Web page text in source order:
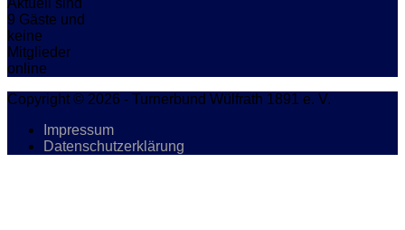
Aktuell sind
9 Gäste und
keine
Mitglieder
online
Copyright © 2026 - Turnerbund Wülfrath 1891 e. V.
Impressum
Datenschutzerklärung